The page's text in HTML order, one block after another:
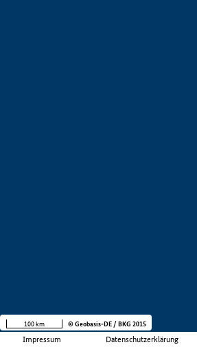
Impressum Datenschutzerklärung
100 km © Geobasis-DE / BKG 2015